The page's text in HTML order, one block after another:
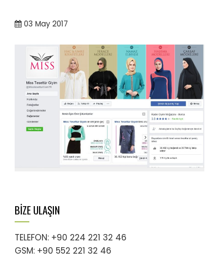
03 May 2017
BİZE ULAŞIN
TELEFON: +90 224 221 32 46
GSM: +90 552 221 32 46